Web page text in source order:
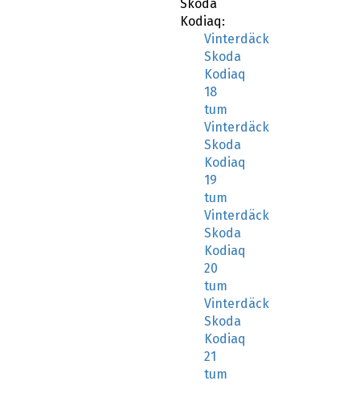
Skoda
Kodiaq:
Vinterdäck
Skoda
Kodiaq
18
tum
Vinterdäck
Skoda
Kodiaq
19
tum
Vinterdäck
Skoda
Kodiaq
20
tum
Vinterdäck
Skoda
Kodiaq
21
tum